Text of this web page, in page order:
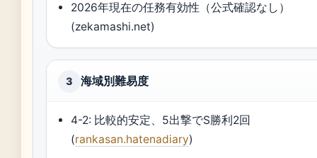
2026年現在の任務有効性（公式確認なし）
(zekamashi.net)
3 海域別難易度
4-2: 比較的安定、5出撃でS勝利2回
(rankasan.hatenadiary)